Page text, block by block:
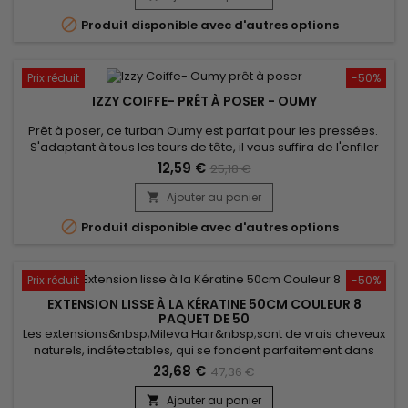
 Produit disponible avec d'autres options
-50%
Prix réduit
IZZY COIFFE- PRÊT À POSER - OUMY
Prêt à poser, ce turban Oumy est parfait pour les pressées.
S'adaptant à tous les tours de tête, il vous suffira de l'enfiler
comme un bonnet classique pour booster votre style !
Confort inégalé et un très beau rendu. Livré avec son bijou,
Izzy Coiffe vous confère un look très élégant.
12,59 € 25,18 €
 Ajouter au panier
 Produit disponible avec d'autres options
-50%
Prix réduit
EXTENSION LISSE À LA KÉRATINE 50CM COULEUR 8
PAQUET DE 50
Les extensions&nbsp;Mileva Hair&nbsp;sont de vrais cheveux
naturels, indétectables, qui se fondent parfaitement dans
votre chevelure, en augmentant son volume ou sa
longueur.&nbsp; Très soyeux et très doux, ils sont 100% rémy
hair.&nbsp; Le cheveu est très léger, souple et donne un look
23,68 € 47,36 €
 Ajouter au panier